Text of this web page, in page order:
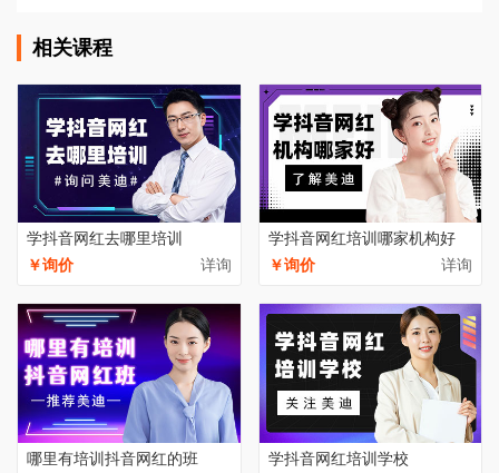
相关课程
学抖音网红去哪里培训
￥询价
详询
学抖音网红培训哪家机构好
￥询价
详询
哪里有培训抖音网红的班
学抖音网红培训学校